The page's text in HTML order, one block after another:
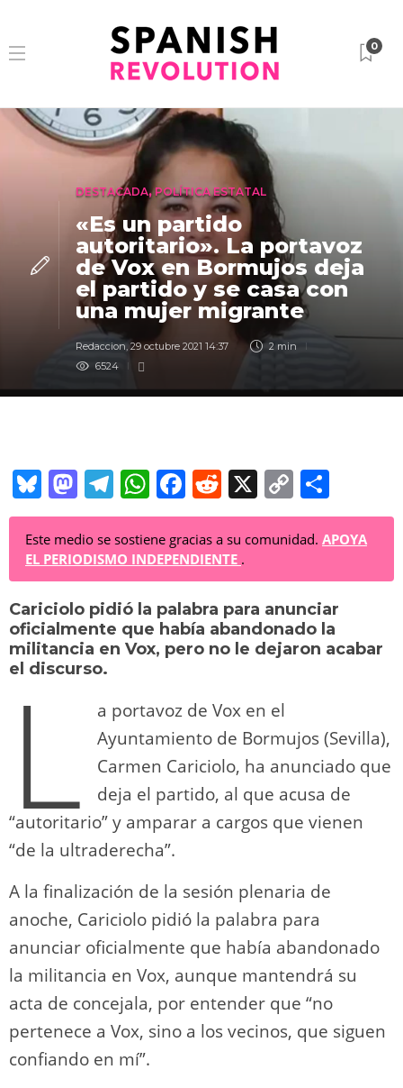
0
DESTACADA,POLÍTICA ESTATAL
«Es un partido
autoritario». La portavoz
de Vox en Bormujos deja
el partido y se casa con
una mujer migrante
Redaccion, 29 octubre 2021 14:37
2 min
6524
Bl
u
e
sk
y
M
a
st
o
d
o
n
T
el
e
gr
a
m
W
h
at
s
A
p
F
a
c
e
b
o
k
R
e
d
di
t
X
C
o
p
y
Li
n
o
m
p
ar
tir
Este medio se sostiene gracias a su comunidad. APOYA
EL PERIODISMO INDEPENDIENTE .
Cariciolo pidió la palabra para anunciar
oficialmente que había abandonado la
militancia en Vox, pero no le dejaron acabar
el discurso.
L
a portavoz de Vox en el
Ayuntamiento de Bormujos (Sevilla),
Carmen Cariciolo, ha anunciado que
deja el partido, al que acusa de
“autoritario” y amparar a cargos que vienen
“de la ultraderecha”.
A la finalización de la sesión plenaria de
anoche, Cariciolo pidió la palabra para
anunciar oficialmente que había abandonado
la militancia en Vox, aunque mantendrá su
acta de concejala, por entender que “no
pertenece a Vox, sino a los vecinos, que siguen
confiando en mí”.